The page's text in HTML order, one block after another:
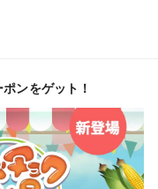
ンをゲット！